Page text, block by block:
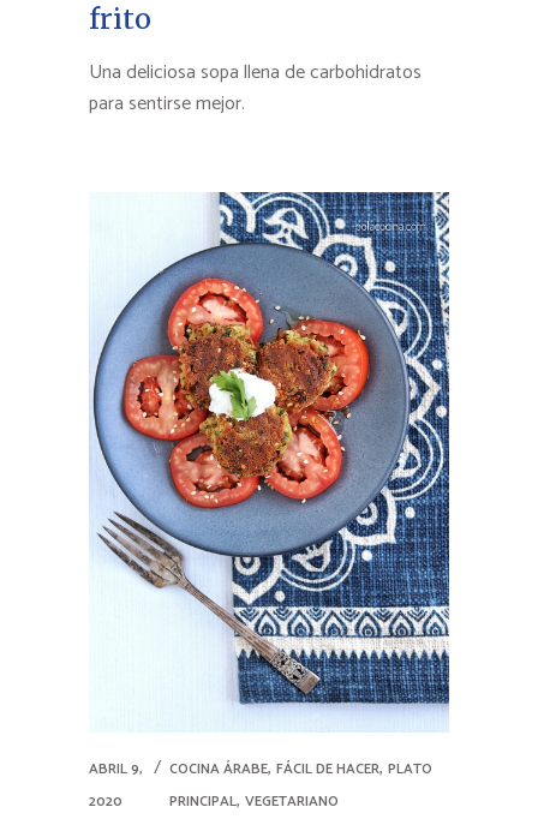
frito
Una deliciosa sopa llena de carbohidratos
para sentirse mejor.
ABRIL 9,
2020
COCINA ÁRABE,FÁCIL DE HACER,PLATO
PRINCIPAL,VEGETARIANO